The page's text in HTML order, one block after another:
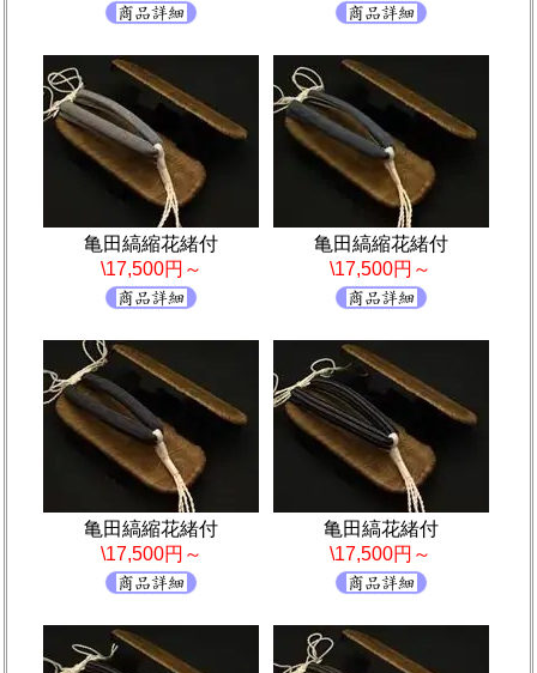
亀田縞縮花緒付
\17,500円～
亀田縞縮花緒付
\17,500円～
亀田縞縮花緒付
\17,500円～
亀田縞花緒付
\17,500円～